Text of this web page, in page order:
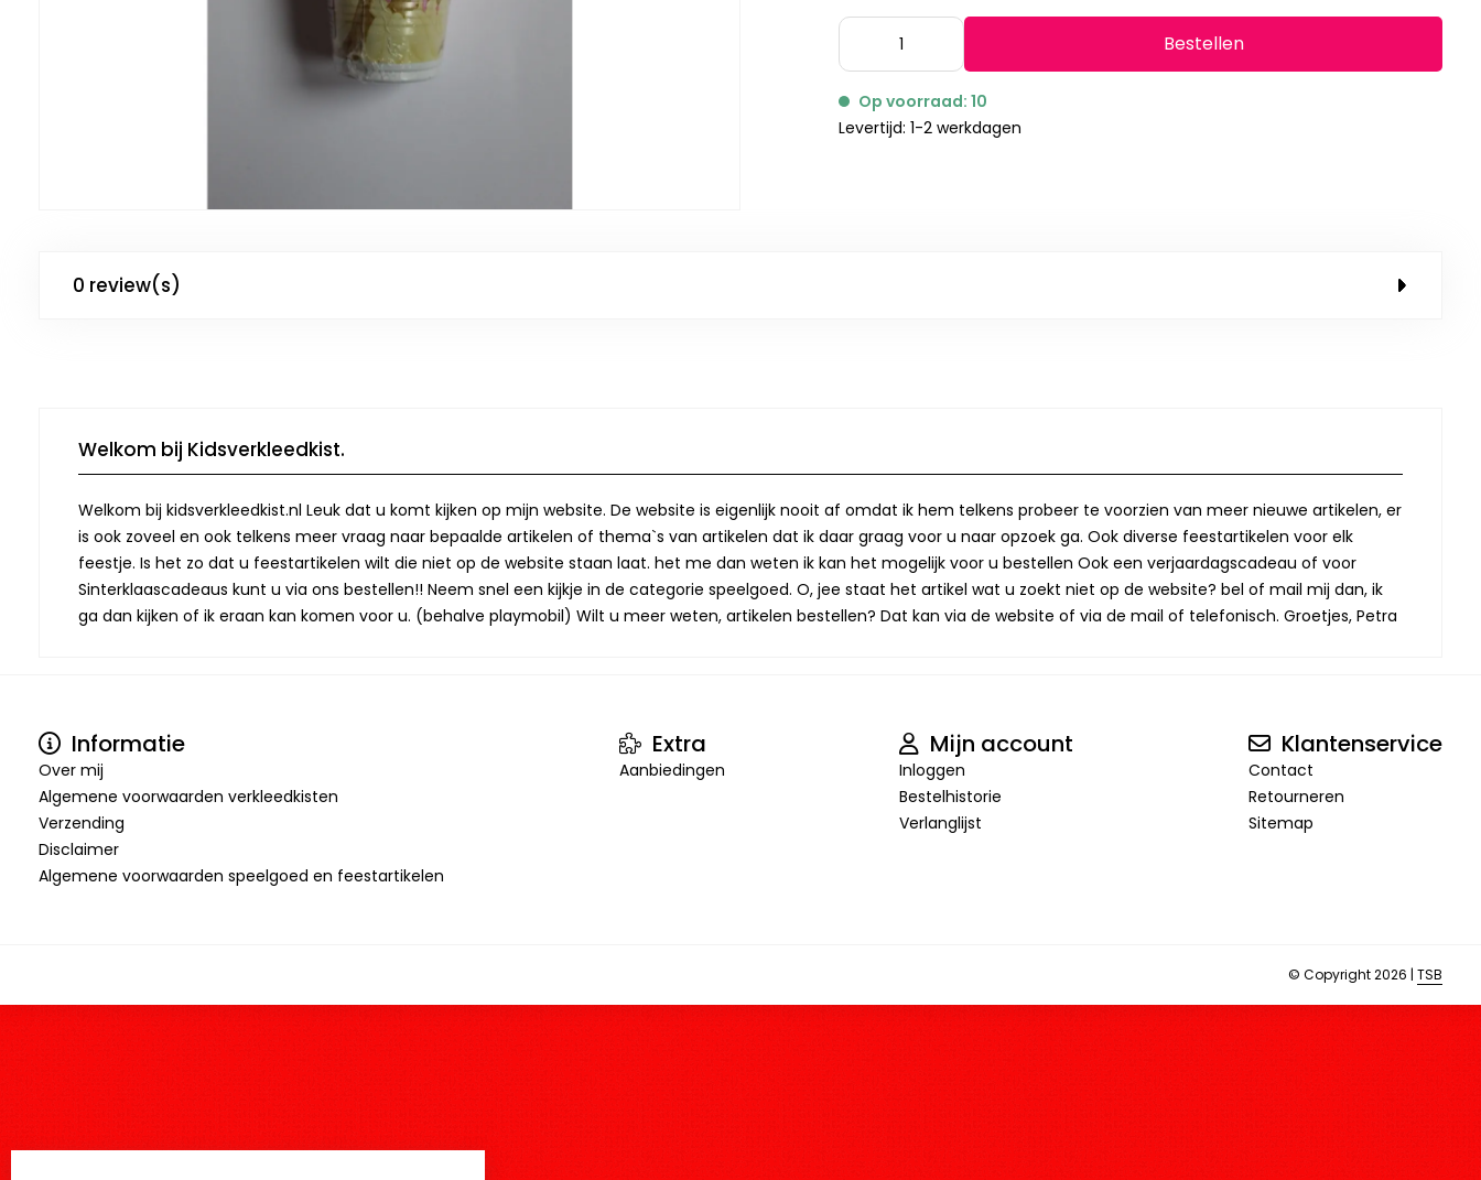
Bestellen
Op voorraad: 10
Levertijd: 1-2 werkdagen
0 review(s)
Welkom bij Kidsverkleedkist.
Welkom bij kidsverkleedkist.nl Leuk dat u komt kijken op mijn website. De website is eigenlijk nooit af omdat ik hem telkens probeer te voorzien van meer nieuwe artikelen, er
is ook zoveel en ook telkens meer vraag naar bepaalde artikelen of thema`s van artikelen dat ik daar graag voor u naar opzoek ga. Ook diverse feestartikelen voor elk
feestje. Is het zo dat u feestartikelen wilt die niet op de website staan laat. het me dan weten ik kan het mogelijk voor u bestellen Ook een verjaardagscadeau of voor
Sinterklaascadeaus kunt u via ons bestellen!! Neem snel een kijkje in de categorie speelgoed. O, jee staat het artikel wat u zoekt niet op de website? bel of mail mij dan, ik
ga dan kijken of ik eraan kan komen voor u. (behalve playmobil) Wilt u meer weten, artikelen bestellen? Dat kan via de website of via de mail of telefonisch. Groetjes, Petra
Informatie
Over mij
Algemene voorwaarden verkleedkisten
Verzending
Disclaimer
Algemene voorwaarden speelgoed en feestartikelen
Extra
Aanbiedingen
Mijn account
Inloggen
Bestelhistorie
Verlanglijst
Klantenservice
Contact
Retourneren
Sitemap
© Copyright 2026 | TSB